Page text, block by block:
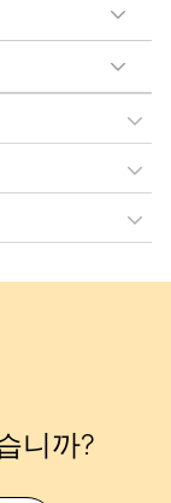
니까?